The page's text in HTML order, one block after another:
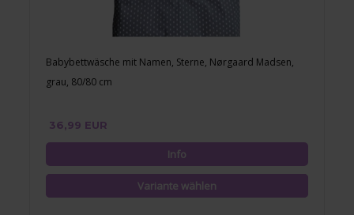
Babybettwäsche mit Namen, Sterne, Nørgaard Madsen,
grau, 80/80 cm
36,99 EUR